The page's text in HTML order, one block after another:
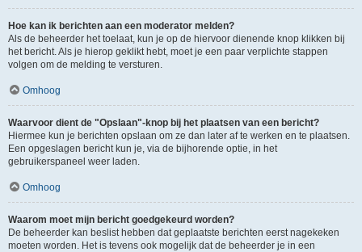
Hoe kan ik berichten aan een moderator melden?
Als de beheerder het toelaat, kun je op de hiervoor dienende knop klikken bij
het bericht. Als je hierop geklikt hebt, moet je een paar verplichte stappen
volgen om de melding te versturen.
Omhoog
Waarvoor dient de "Opslaan"-knop bij het plaatsen van een bericht?
Hiermee kun je berichten opslaan om ze dan later af te werken en te plaatsen.
Een opgeslagen bericht kun je, via de bijhorende optie, in het
gebruikerspaneel weer laden.
Omhoog
Waarom moet mijn bericht goedgekeurd worden?
De beheerder kan beslist hebben dat geplaatste berichten eerst nagekeken
moeten worden. Het is tevens ook mogelijk dat de beheerder je in een